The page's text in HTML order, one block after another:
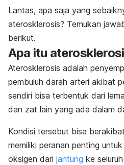
Lantas, apa saja yang
aterosklerosis? Temukan
berikut.
Apa itu
Aterosklerosis adalah
pembuluh darah arteri akibat
sendiri bisa terbentuk dari
dan zat lain yang ada dalam
Kondisi tersebut bisa
memiliki peranan penting
oksigen dari jantung ke